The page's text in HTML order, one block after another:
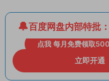
百度网盘内部特批
点我 每月免费领取
立即开通